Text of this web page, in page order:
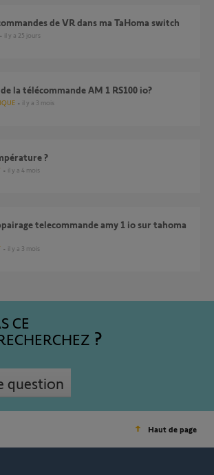
de VR dans ma TaHoma switch
il y a 25 jours
de la télécommande AM 1 RS100 io?
il y a 3 mois
?
il y a 4 mois
il y a 3 mois
CE
question
Haut de page